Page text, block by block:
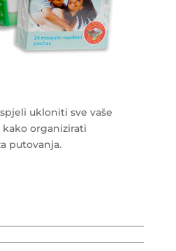
ukloniti sve vaše
organizirati
putovanja.